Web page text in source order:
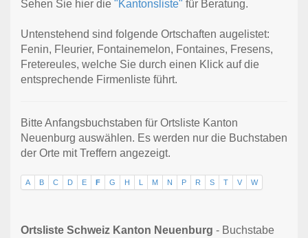
Sehen Sie hier die "Kantonsliste" für Beratung.
Untenstehend sind folgende Ortschaften augelistet:
Fenin, Fleurier, Fontainemelon, Fontaines, Fresens,
Fretereules, welche Sie durch einen Klick auf die
entsprechende Firmenliste führt.
Bitte Anfangsbuchstaben für Ortsliste Kanton
Neuenburg auswählen. Es werden nur die Buchstaben
der Orte mit Treffern angezeigt.
A B C D E F G H L M N P R S T V W
Ortsliste Schweiz Kanton Neuenburg - Buchstabe